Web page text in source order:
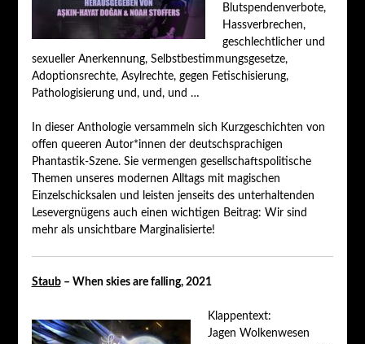
Blutspendenverbote,
Hassverbrechen,
geschlechtlicher und
sexueller Anerkennung, Selbstbestimmungsgesetze,
Adoptionsrechte, Asylrechte, gegen Fetischisierung,
Pathologisierung und, und, und …
In dieser Anthologie versammeln sich Kurzgeschichten von
offen queeren Autor*innen der deutschsprachigen
Phantastik-Szene. Sie vermengen gesellschaftspolitische
Themen unseres modernen Alltags mit magischen
Einzelschicksalen und leisten jenseits des unterhaltenden
Lesevergnügens auch einen wichtigen Beitrag: Wir sind
mehr als unsichtbare Marginalisierte!
Staub– When skies are falling, 2021
Klappentext:
Jagen Wolkenwesen